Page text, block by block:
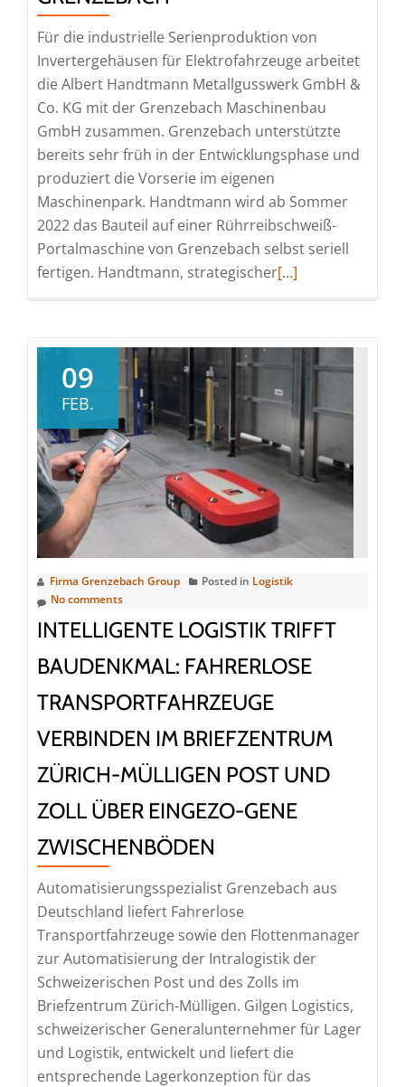
Für die industrielle Serienproduktion von
Invertergehäusen für Elektrofahrzeuge arbeitet
die Albert Handtmann Metallgusswerk GmbH &
Co. KG mit der Grenzebach Maschinenbau
GmbH zusammen. Grenzebach unterstützte
bereits sehr früh in der Entwicklungsphase und
produziert die Vorserie im eigenen
Maschinenpark. Handtmann wird ab Sommer
2022 das Bauteil auf einer Rührreibschweiß-
Portalmaschine von Grenzebach selbst seriell
fertigen. Handtmann, strategischerRead
der
Automobilbranche
setzt
auf
FSW-
Knowhow
von
Grenzebach
[…]
09
FEB.
Firma Grenzebach Group Posted in Logistik
No comments
INTELLIGENTE LOGISTIK TRIFFT
BAUDENKMAL: FAHRERLOSE
TRANSPORTFAHRZEUGE
VERBINDEN IM BRIEFZENTRUM
ZÜRICH-MÜLLIGEN POST UND
ZOLL ÜBER EINGEZO-GENE
ZWISCHENBÖDEN
Automatisierungsspezialist Grenzebach aus
Deutschland liefert Fahrerlose
Transportfahrzeuge sowie den Flottenmanager
zur Automatisierung der Intralogistik der
Schweizerischen Post und des Zolls im
Briefzentrum Zürich-Mülligen. Gilgen Logistics,
schweizerischer Generalunternehmer für Lager
und Logistik, entwickelt und liefert die
entsprechende Lagerkonzeption für das